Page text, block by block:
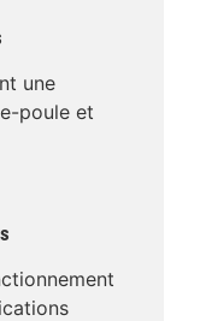
une
poule et